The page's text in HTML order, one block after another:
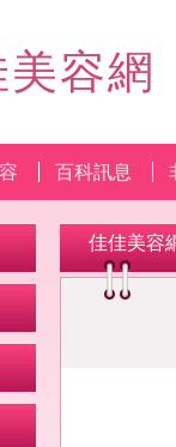
容網
百科訊息
佳佳美容